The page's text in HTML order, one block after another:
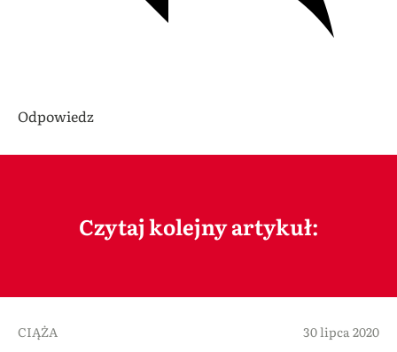
Odpowiedz
Czytaj kolejny artykuł:
CIĄŻA 30 lipca 2020